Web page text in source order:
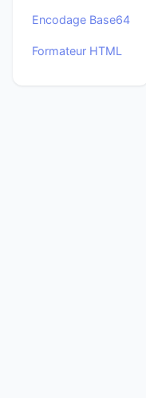
Encodage Base64
Formateur HTML